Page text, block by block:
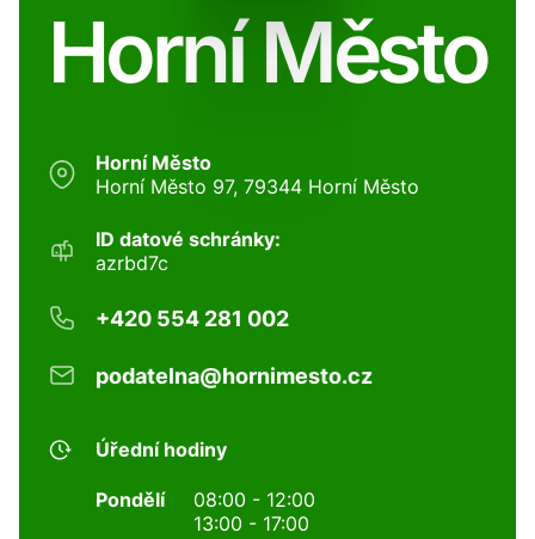
Horní Město
Horní Město
Horní Město 97, 79344 Horní Město
ID datové schránky:
azrbd7c
+420 554 281 002
podatelna@hornimesto.cz
Úřední hodiny
Pondělí
08:00 - 12:00
13:00 - 17:00